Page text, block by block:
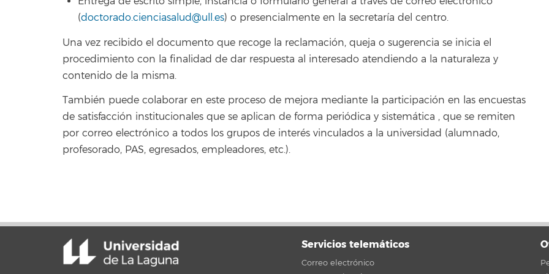
(doctorado.cienciasalud@ull.es) o presencialmente en la secretaría del centro.
Una vez recibido el documento que recoge la reclamación, queja o sugerencia se inicia el
procedimiento con la finalidad de dar respuesta al interesado atendiendo a la naturaleza y
contenido de la misma.
También puede colaborar en este proceso de mejora mediante la participación en las encuestas
de satisfacción institucionales que se aplican de forma periódica y sistemática , que se remiten
por correo electrónico a todos los grupos de interés vinculados a la universidad (alumnado,
profesorado, PAS, egresados, empleadores, etc.).
Servicios telemáticos
Correo electrónico